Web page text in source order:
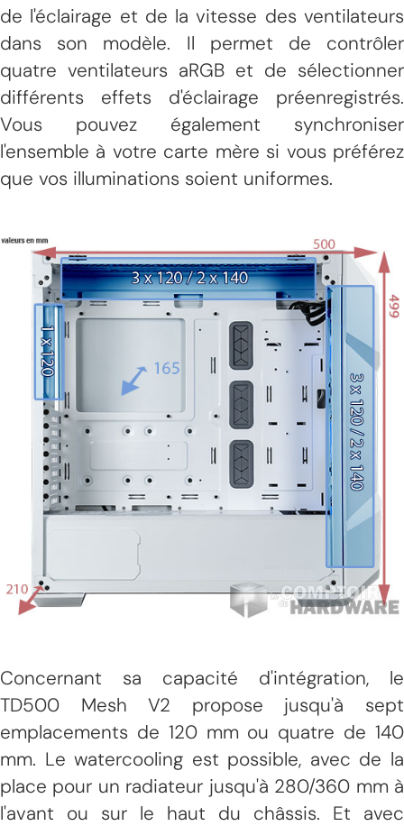
de l'éclairage et de la vitesse des ventilateurs
dans son modèle. Il permet de contrôler
quatre ventilateurs aRGB et de sélectionner
différents effets d'éclairage préenregistrés.
Vous pouvez également synchroniser
l'ensemble à votre carte mère si vous préférez
que vos illuminations soient uniformes.
Concernant sa capacité d'intégration, le
TD500 Mesh V2 propose jusqu'à sept
emplacements de 120 mm ou quatre de 140
mm. Le watercooling est possible, avec de la
place pour un radiateur jusqu'à 280/360 ​​mm à
l'avant ou sur le haut du châssis. Et avec